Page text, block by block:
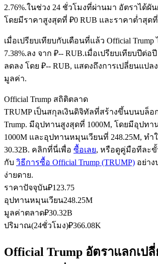
ฟิวเจอร์ส USDC
ฟิวเจอร์สที่ใช้ USDC เป็นหลักประกัน
คัดลอกการซื้อขาย
เข้าร่วมกับเทรดเดอร์ชั้นนำ
เป็นเทรดเดอร์คัดลอก
2.76%.ในช่วง 24 ชั่วโมงที่ผ่านมา อัตราได้ผัน
โดยมีราคาสูงสุดที่ ₽0 RUB และราคาต่ำสุดที่
เมื่อเปรียบเทียบกับเดือนที่แล้ว Official Trump
7.38%.ลง จาก ₽-- RUB.เมื่อเปรียบเทียบปีต่อปี
ลดลง โดย ₽-- RUB, แสดงถึงการเปลี่ยนแปล
มูลค่า.
Official Trump สถิติตลาด
TRUMP เป็นสกุลเงินดิจิทัลที่สร้างขึ้นบนบล็อ
Trump. มีอุปทานสูงสุดที่ 1000M, โดยมีอุปท
1000M และอุปทานหมุนเวียนที่ 248.25M, ท
30.32B. คลิกที่นี่เพื่อ ซื้อเลย, หรือดูคู่มือทีละขั้
กับ วิธีการซื้อ Official Trump (TRUMP) อย่าง
ง่ายดาย.
ราคาปัจจุบัน₽123.75
อุปทานหมุนเวียน248.25M
มูลค่าตลาด₽30.32B
ปริมาณ(24ชั่วโมง)₽366.08K
Official Trump อัตราแลกเป